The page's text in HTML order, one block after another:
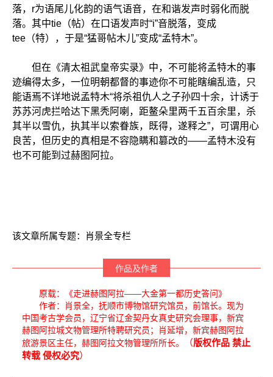
落，r为语尾儿化韵的语气语音，在和谐发声时弱化而脱
落。其中tie（帖）在口语发声时“i”音脱落，变成
tee（特），于是“猛哥帖木儿”变成“孟特木”。
但在《清太祖武皇帝实录》中，不可能将孟特木的事
迹编得太多，一位明朝都督的事迹你不可能瞎编乱造，只
能语焉不详地说孟特木“将杀祖仇人之子孙四十余，计诱于
苏苏河虎拦哈达下黑秃阿喇，距鳌朵里两千五百余里，杀
其半以雪仇，执其半以索眷族，既得，遂释之”，可谓用心
良苦，但历史的真相是不容隐瞒和篡改的——孟特木没有
也不可能到过赫图阿拉。
该文章所属专题： 肖景全专栏
作品及作者
原载：《走进赫图阿拉——大金第一都历史答问》
作者：肖景全，抚顺市博物馆研究馆员，前馆长。现为
中国考古学会员，辽宁省辽金契丹女真史研究会理事，新宾
赫图阿拉城文物管理所特聘研究员；肖延增，新宾赫图阿拉
旅游景区主任，赫图阿拉文物管理所所长。
（版权作品 禁止
转载 侵权必究）